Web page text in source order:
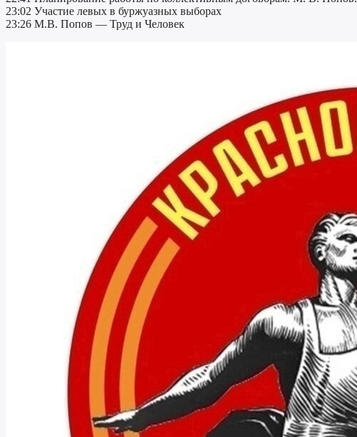
23:02 Участие левых в буржуазных выборах
23:26 М.В. Попов — Труд и Человек